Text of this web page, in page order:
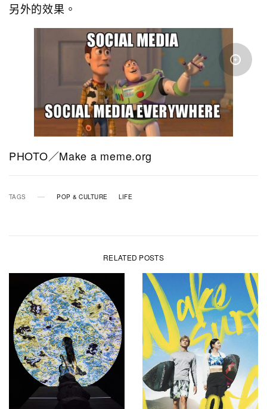
另外的效果。
PHOTO／Make a meme.org
TAGS POP & CULTURE LIFE
RELATED POSTS